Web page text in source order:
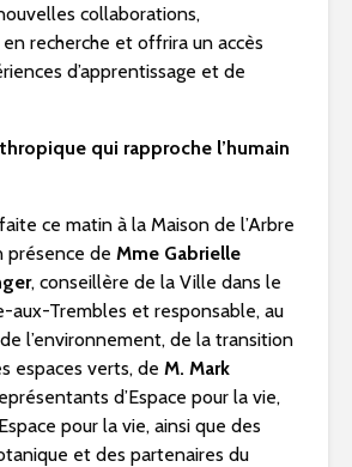
collaborations,
recherche et offrira un accès
d’apprentissage et de
qui rapproche l’humain
ce matin à la Maison de l’Arbre
présence de Mme Gabrielle
, conseillère de la Ville dans le
aux-Trembles et responsable, au
l’environnement, de la transition
espaces verts, de M. Mark
d’Espace pour la vie,
pour la vie, ainsi que des
et des partenaires du